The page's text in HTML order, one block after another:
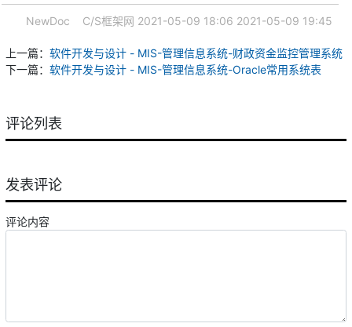
NewDoc C/S框架网 2021-05-09 18:06 2021-05-09 19:45
上一篇： 软件开发与设计 - MIS-管理信息系统-财政资金监控管理系统
下一篇： 软件开发与设计 - MIS-管理信息系统-Oracle常用系统表
评论列表
发表评论
评论内容